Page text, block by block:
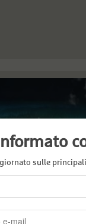
rotte
sulle